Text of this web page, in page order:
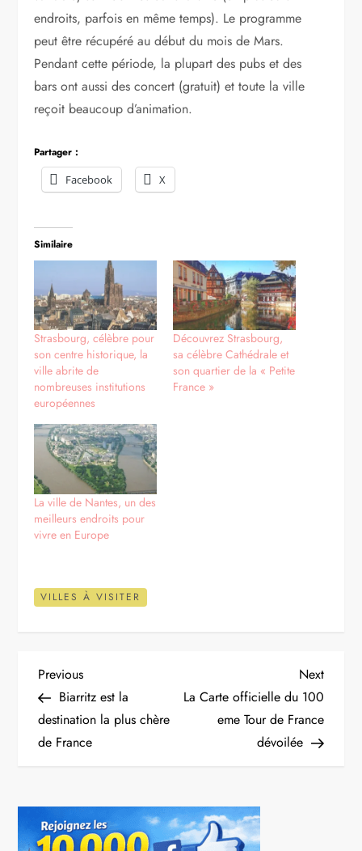
endroits, parfois en même temps). Le programme
peut être récupéré au début du mois de Mars.
Pendant cette période, la plupart des pubs et des
bars ont aussi des concert (gratuit) et toute la ville
reçoit beaucoup d’animation.
Partager :
Facebook
X
Similaire
Strasbourg, célèbre pour
son centre historique, la
ville abrite de
nombreuses institutions
européennes
Découvrez Strasbourg,
sa célèbre Cathédrale et
son quartier de la « Petite
France »
La ville de Nantes, un des
meilleurs endroits pour
vivre en Europe
VILLES À VISITER
N
a
v
i
g
Previous
Post
Previous
Biarritz est la
destination la plus chère
de France
Next
Post
Next
La Carte officielle du 100
eme Tour de France
dévoilée